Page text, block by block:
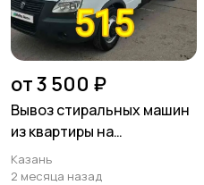
от 3 500 ₽
Вывоз стиральных машин
из квартиры на
утилизацию ( на помойку )
Казань
2 месяца назад